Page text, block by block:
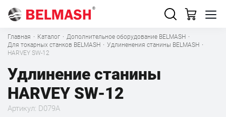
Главная · Каталог · Дополнительное оборудование BELMASH ·
Для токарных станков BELMASH · Удлиненения станины BELMASH ·
HARVEY SW-12
Удлинение станины
HARVEY SW-12
Артикул: D079A